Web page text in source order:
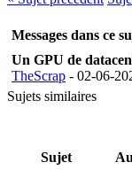
Messages dans ce
Un GPU de
TheScrap - 02-06-
Sujets similaires
Sujet